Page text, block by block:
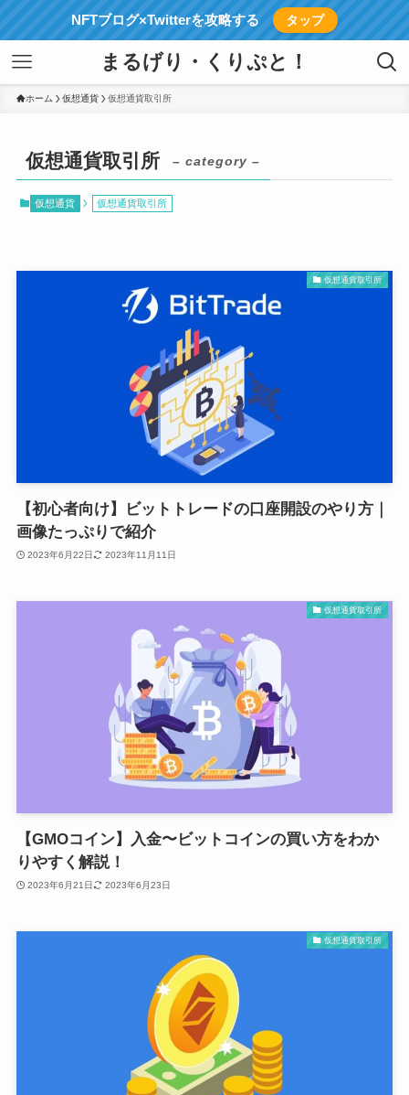
NFTブログ×Twitterを攻略する タップ
まるげり・くりぷと！
ホーム 仮想通貨 仮想通貨取引所
仮想通貨取引所 – category –
仮想通貨 仮想通貨取引所
仮想通貨取引所
【初心者向け】ビットトレードの口座開設のやり方｜
画像たっぷりで紹介
2023年6月22日 2023年11月11日
仮想通貨取引所
【GMOコイン】入金〜ビットコインの買い方をわか
りやすく解説！
2023年6月21日 2023年6月23日
仮想通貨取引所